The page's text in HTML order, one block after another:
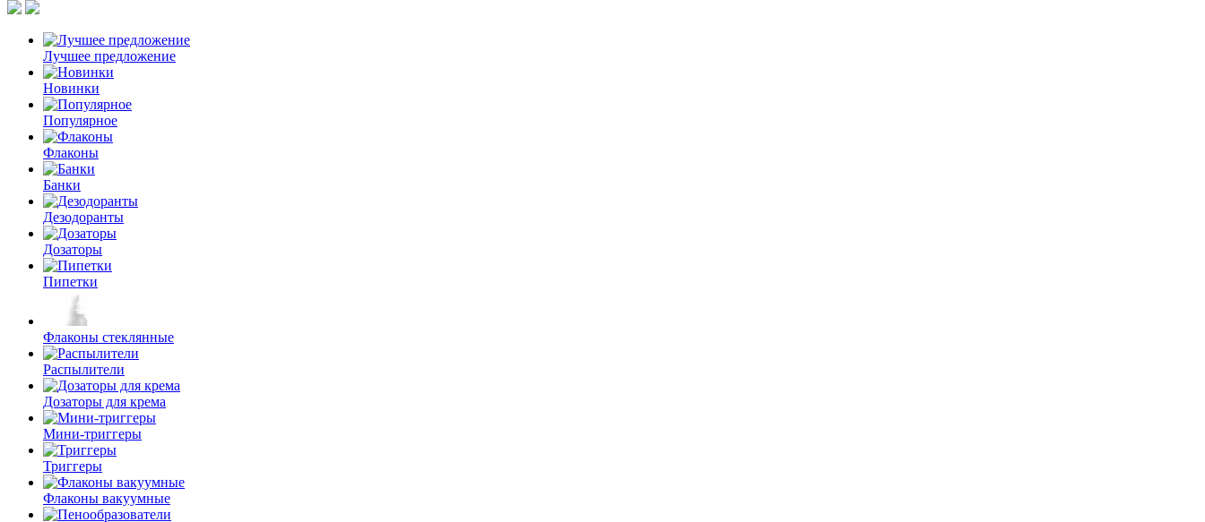
Лучшее предложение
Новинки
Популярное
Флаконы
Банки
Дезодоранты
Дозаторы
Пипетки
Флаконы стеклянные
Распылители
Дозаторы для крема
Мини-триггеры
Триггеры
Флаконы вакуумные